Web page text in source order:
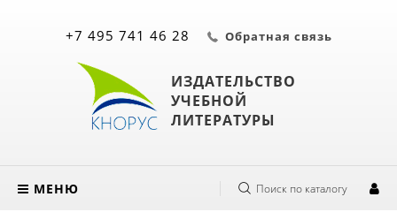
ИЗДАТЕЛЬСТВО
УЧЕБНОЙ
ЛИТЕРАТУРЫ
+7 495 741 46 28 Обратная связь
МЕНЮ Поиск по каталогу